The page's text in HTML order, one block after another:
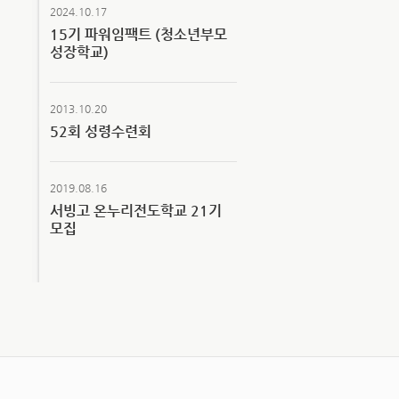
2024.10.17
15기 파워임팩트 (청소년부모
성장학교)
2013.10.20
52회 성령수련회
2019.08.16
서빙고 온누리전도학교 21기
모집